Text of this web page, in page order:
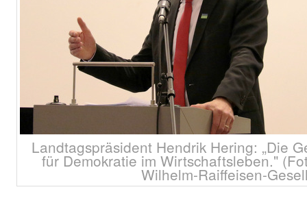
Landtagspräsident Hendrik Hering: „Die
für Demokratie im Wirtschaftsleben."
Wilhelm-Raiffeisen-